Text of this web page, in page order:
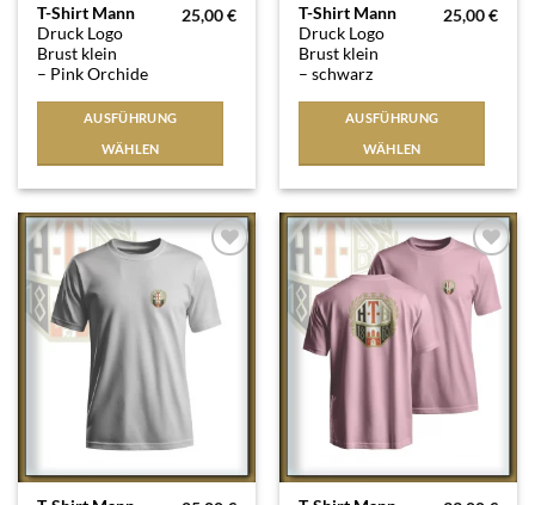
T-Shirt Mann
Druck Logo
Brust klein
– Pink Orchide
25,00€
AUSFÜHRUNG
WÄHLEN
Dieses
Produkt
weist
mehrere
Varianten
Die
Optionen
können
auf
der
Produktseite
gewählt
werden
T-Shirt Mann
Druck Logo
Brust klein
– schwarz
25,00€
AUSFÜHRUNG
WÄHLEN
Dieses
Produkt
weist
mehrere
Varianten
Die
Optionen
können
auf
der
Produktseite
gewählt
werden
Auf die
Wunschliste
Wunschliste